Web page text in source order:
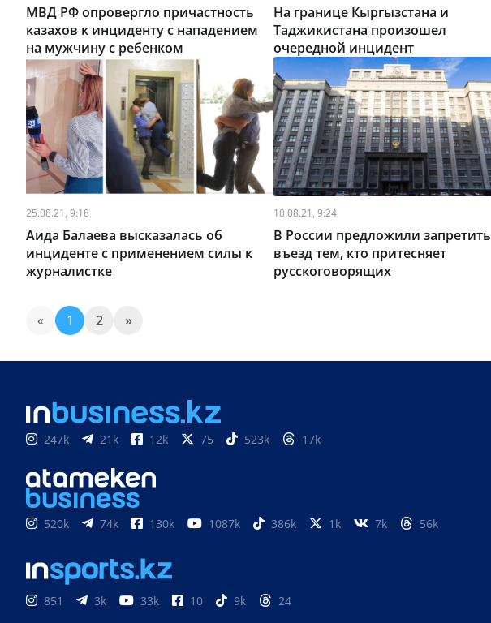
МВД РФ опровергло причастность
казахов к инциденту с нападением
на мужчину с ребенком
На границе Кыргызстана и
Таджикистана произошел
очередной инцидент
25.08.21, 9:18
Аида Балаева высказалась об
инциденте с применением силы к
журналистке
10.08.21, 9:24
В России предложили запретить
въезд тем, кто притесняет
русскоговорящих
« 1 2 »
247k 21k 12k 75 523k 17k
520k 74k 130k 1087k 386k 1k 7k 56k
851 3k 33k 10 9k 24